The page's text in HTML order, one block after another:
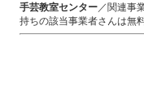
手芸教室センター／関連事
持ちの該当事業者さんは無